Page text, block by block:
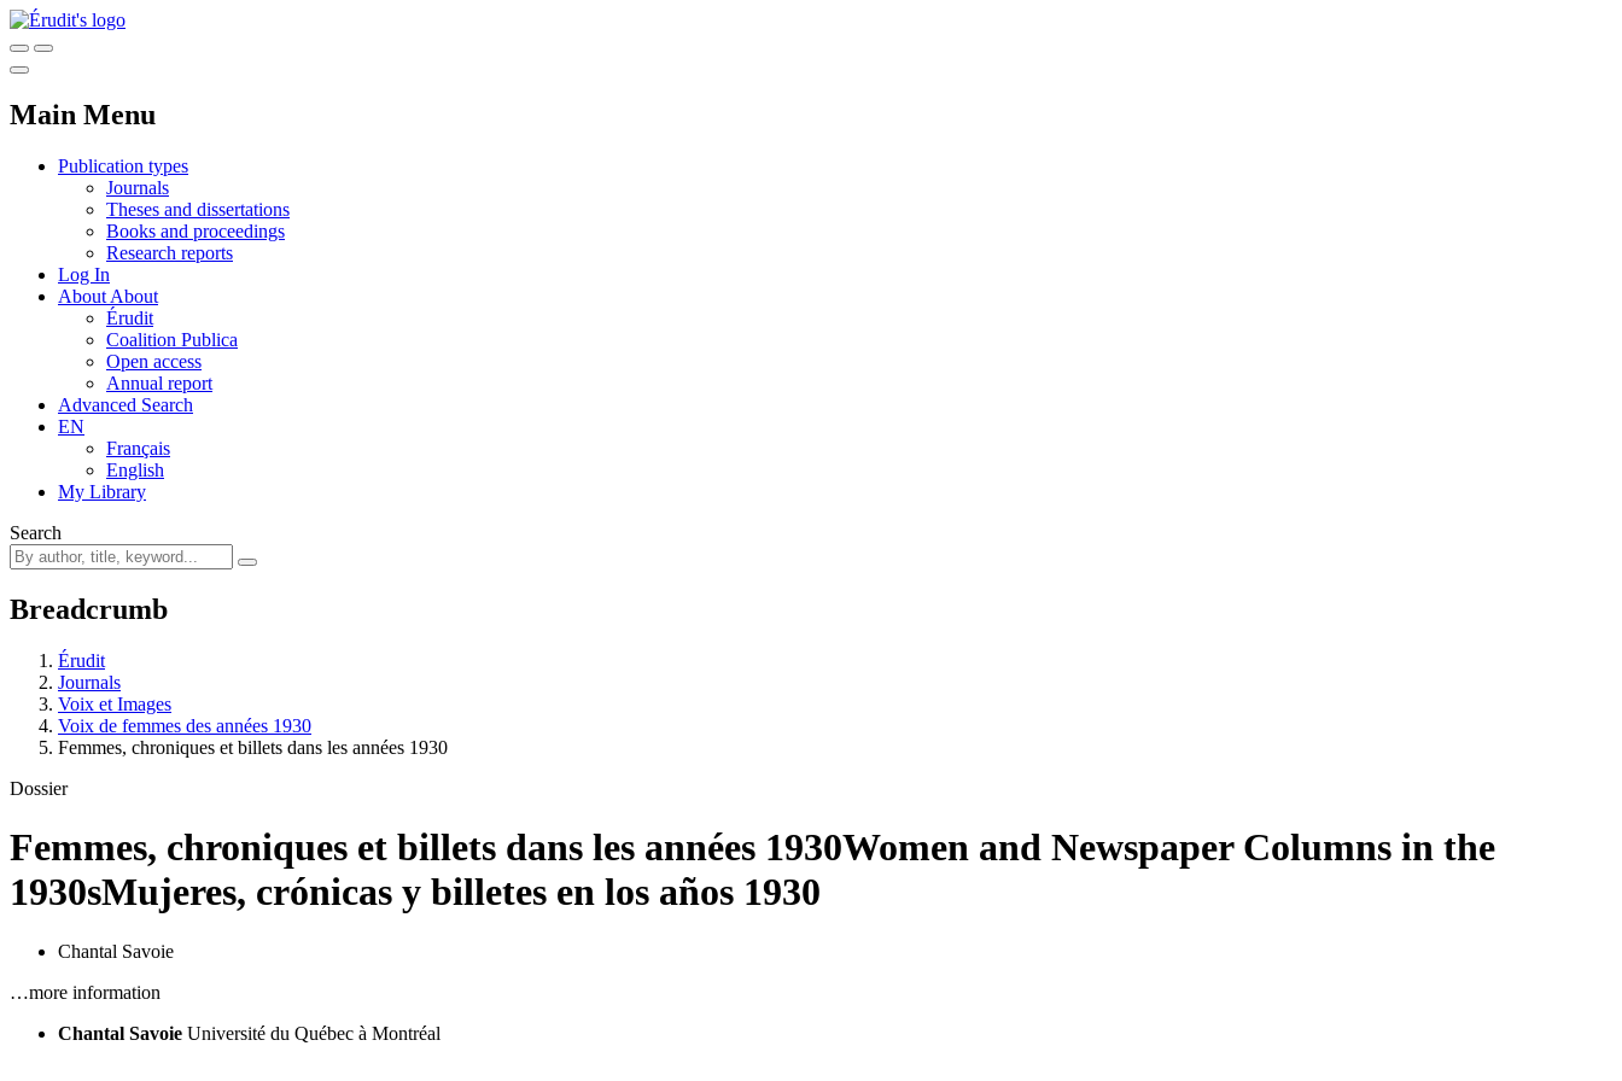
Main Menu
Publication types
Journals
Theses and dissertations
Books and proceedings
Research reports
Log In
About About
Érudit
Coalition Publica
Open access
Annual report
Advanced Search
EN
Français
English
My Library
Search
Breadcrumb
Érudit
Journals
Voix et Images
Voix de femmes des années 1930
Femmes, chroniques et billets dans les années 1930
Dossier
Femmes, chroniques et billets dans les années 1930Women and Newspaper Columns in the
1930sMujeres, crónicas y billetes en los años 1930
Chantal Savoie
…more information
Chantal Savoie Université du Québec à Montréal